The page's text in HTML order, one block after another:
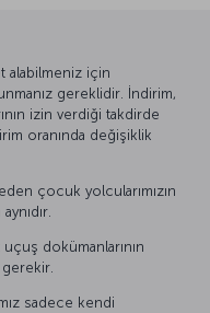
alabilmeniz için
gereklidir. İndirim,
izin verdiği takdirde
oranında değişiklik
çocuk yolcularımızın
dokümanlarının
sadece kendi